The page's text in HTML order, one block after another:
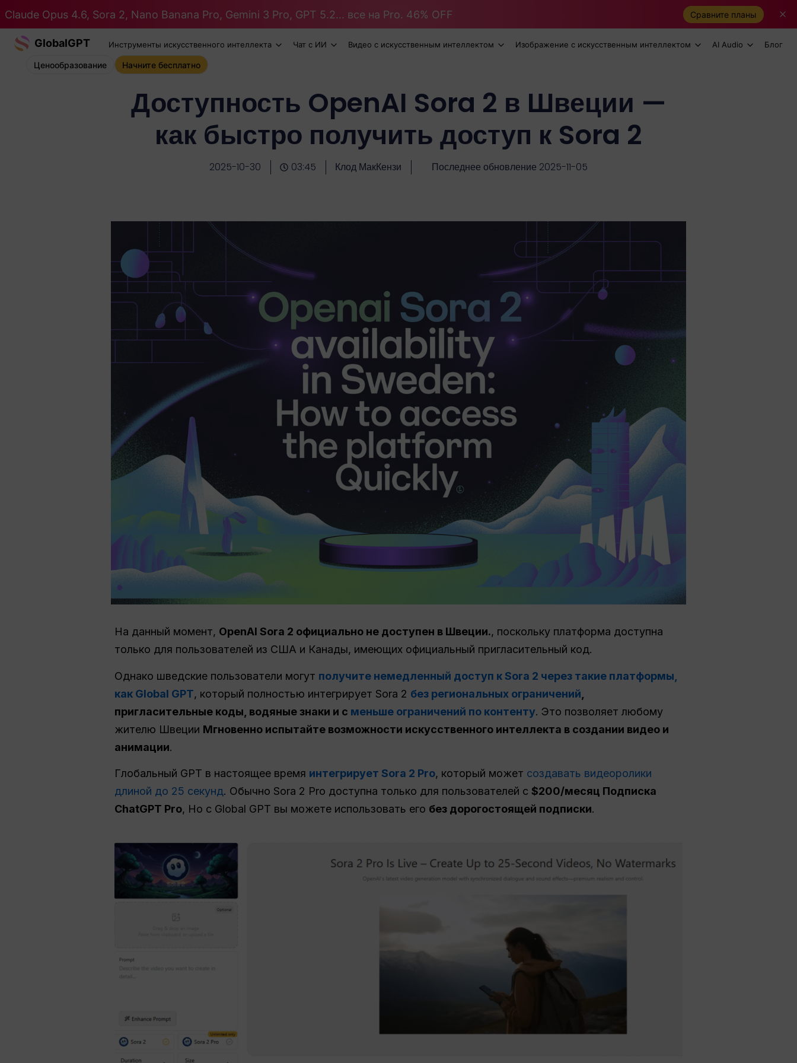
Claude Opus 4.6, Sora 2, Nano Banana Pro, Gemini 3 Pro, GPT 5.2... все на Pro. 46% OFF Сравните планы
GlobalGPT Инструменты искусственного интеллекта Чат с ИИ Видео с искусственным интеллектом Изображение с искусственным интеллектом AI Audio Блог
Ценообразование Начните бесплатно
Доступность OpenAI Sora 2 в Швеции —
как быстро получить доступ к Sora 2
2025-10-30 03:45 Клод МакКензи Последнее обновление 2025-11-05
На данный момент, OpenAI Sora 2 официально не доступен в Швеции., поскольку платформа доступна
только для пользователей из США и Канады, имеющих официальный пригласительный код.
Однако шведские пользователи могут получите немедленный доступ к Sora 2 через такие платформы,
как Global GPT, который полностью интегрирует Sora 2 без региональных ограничений
пригласительные коды, водяные знаки и с меньше ограничений по контенту. Это позволяет любому
жителю Швеции Мгновенно испытайте возможности искусственного интеллекта в создании видео и
анимации.
Глобальный GPT в настоящее время интегрирует Sora 2 Pro, который может создавать видеоролики
длиной до 25 секунд. Обычно Sora 2 Pro доступна только для пользователей с $200/месяц Подписка
ChatGPT Pro, Но с Global GPT вы можете использовать его без дорогостоящей подписки.